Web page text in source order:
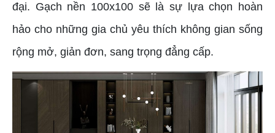
đại. Gạch nền 100x100 sẽ là sự lựa chọn hoàn
hảo cho những gia chủ yêu thích không gian sống
rộng mở, giản đơn, sang trọng đẳng cấp.